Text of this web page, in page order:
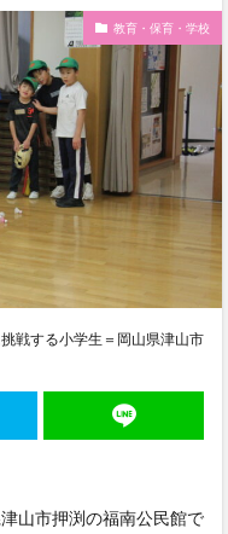
教育・保育・学校
戦する小学生＝岡山県津山市
山市押渕の福南公民館で